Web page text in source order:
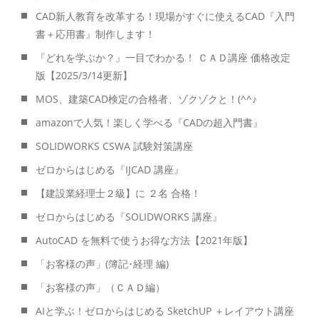
CAD新人教育を改革する！現場がすぐに使えるCAD『入門
書＋応用書』制作します！
『どれを学ぶか？』一目でわかる！ ＣＡＤ講座 価格改定
版【2025/3/14更新】
MOS、建築CAD検定の合格者、ゾクゾクと！(^^♪
amazonで人気！楽しく学べる『CADの超入門書』
SOLIDWORKS CSWA 試験対策講座
ゼロからはじめる『IJCAD 講座』
【建設業経理士２級】に ２名 合格！
ゼロからはじめる『SOLIDWORKS 講座』
AutoCAD を無料で使うお得な方法【2021年版】
「お客様の声」(簿記･経理 編)
「お客様の声」（ＣＡＤ編）
AIと学ぶ！ゼロからはじめる SketchUP ＋レイアウト講座